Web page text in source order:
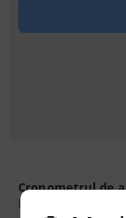
Cronometrul de
la
,